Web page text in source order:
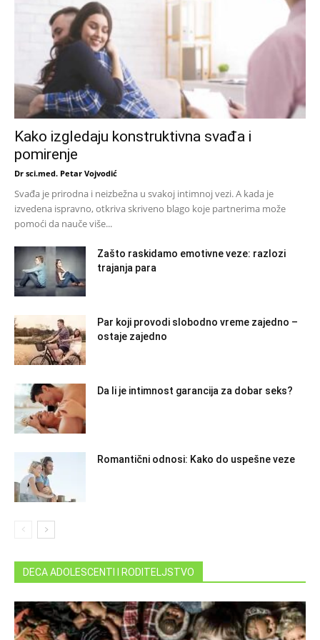
Kako izgledaju konstruktivna svađa i
pomirenje
Dr sci.med. Petar Vojvodić
Svađa je prirodna i neizbežna u svakoj intimnoj vezi. A kada je
izvedena ispravno, otkriva skriveno blago koje partnerima može
pomoći da nauče više...
Zašto raskidamo emotivne veze: razlozi
trajanja para
Par koji provodi slobodno vreme zajedno –
ostaje zajedno
Da li je intimnost garancija za dobar seks?
Romantični odnosi: Kako do uspešne veze
DECA ADOLESCENTI I RODITELJSTVO